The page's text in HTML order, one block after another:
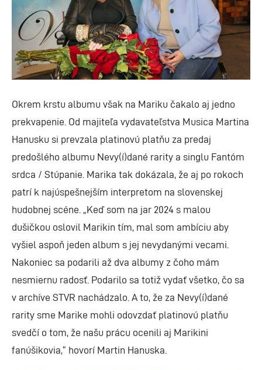
Okrem krstu albumu však na Mariku čakalo aj jedno
prekvapenie. Od majiteľa vydavateľstva Musica Martina
Hanusku si prevzala platinovú platňu za predaj
predošlého albumu Nevy(í)dané rarity a singlu Fantóm
srdca / Stúpanie. Marika tak dokázala, že aj po rokoch
patrí k najúspešnejším interpretom na slovenskej
hudobnej scéne. „Keď som na jar 2024 s malou
dušičkou oslovil Marikin tím, mal som ambíciu aby
vyšiel aspoň jeden album s jej nevydanými vecami.
Nakoniec sa podarili až dva albumy z čoho mám
nesmiernu radosť. Podarilo sa totiž vydať všetko, čo sa
v archíve STVR nachádzalo. A to, že za Nevy(í)dané
rarity sme Marike mohli odovzdať platinovú platňu
svedčí o tom, že našu prácu ocenili aj Marikini
fanúšikovia,“ hovorí Martin Hanuska.